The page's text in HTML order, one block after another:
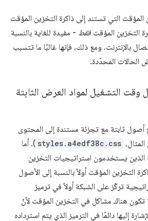
التي تستند إلى ذاكرة التخزين المؤقت
التخزين المؤقتفقط - مفيدة للغاية بالنسبة
بالإنترنت. ومع ذلك، فإنها غالبًا ما تتسبب
المحدّدة.
وقت التشغيل لمواد العرض الثابتة
أصول ثابتة مع تجزئة مستندة إلى المحتوى
styles.a4edf38c.css ). أما
الذين يستخدمون استراتيجيات التخزين
التخزين المؤقت أولاً بالنسبة إلى الأصول
تركّز على الشبكة أولاً في ترميز
تكون هناك مشاكل في التخزين المؤقت لأنّ
إليها دائمًا في الترميز الذي يتم استرداده